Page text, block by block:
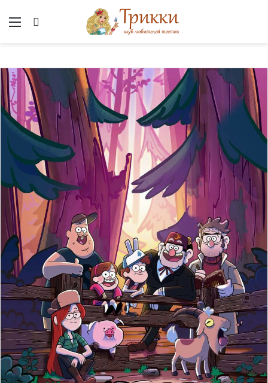
Меню